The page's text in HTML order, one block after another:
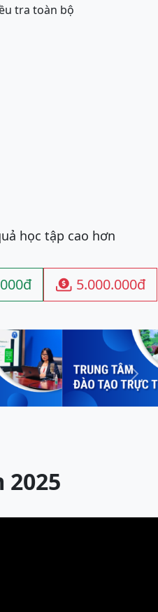
tra toàn bộ
học tập cao hơn
 5.000.000đ
Next
2025